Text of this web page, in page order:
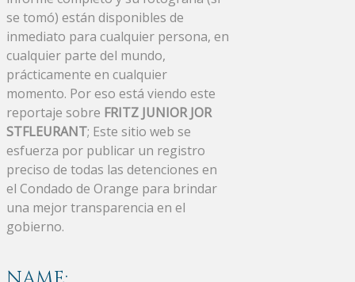
se tomó) están disponibles de
inmediato para cualquier persona, en
cualquier parte del mundo,
prácticamente en cualquier
momento. Por eso está viendo este
reportaje sobre FRITZ JUNIOR JOR
STFLEURANT; Este sitio web se
esfuerza por publicar un registro
preciso de todas las detenciones en
el Condado de Orange para brindar
una mejor transparencia en el
gobierno.